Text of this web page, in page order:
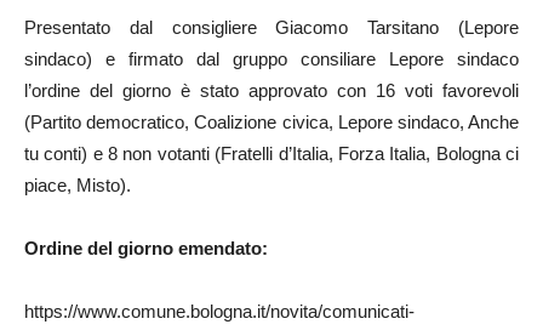
Presentato dal consigliere Giacomo Tarsitano (Lepore
sindaco) e firmato dal gruppo consiliare Lepore sindaco
l’ordine del giorno è stato approvato con 16 voti favorevoli
(Partito democratico, Coalizione civica, Lepore sindaco, Anche
tu conti) e 8 non votanti (Fratelli d’Italia, Forza Italia, Bologna ci
piace, Misto).
Ordine del giorno emendato:
https://www.comune.bologna.it/novita/comunicati-